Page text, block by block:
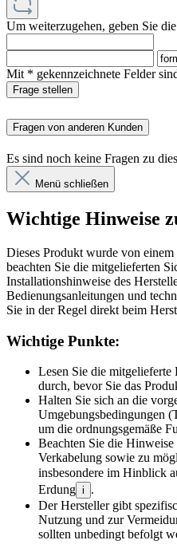
Um weiterzugehen, geben Sie
Mit * gekennzeichnete Felder
Frage stellen
Fragen von anderen Kunden
Es sind noch keine Fragen zu
Menü schließen
Wichtige Hinweise
Dieses Produkt wurde von
beachten Sie die mitgelieferten
Installationshinweise des
Bedienungsanleitungen und
Sie in der Regel direkt beim
Wichtige Punkte:
Lesen Sie die
durch, bevor Sie das
Halten Sie sich an die
Umgebungsbedingungen
um die ordnungsgemäße
Beachten Sie die
Verkabelung sowie zu
insbesondere im Hinblick
Erdung i
.
Der Hersteller gibt
Nutzung und zur
sollten unbedingt befolgt